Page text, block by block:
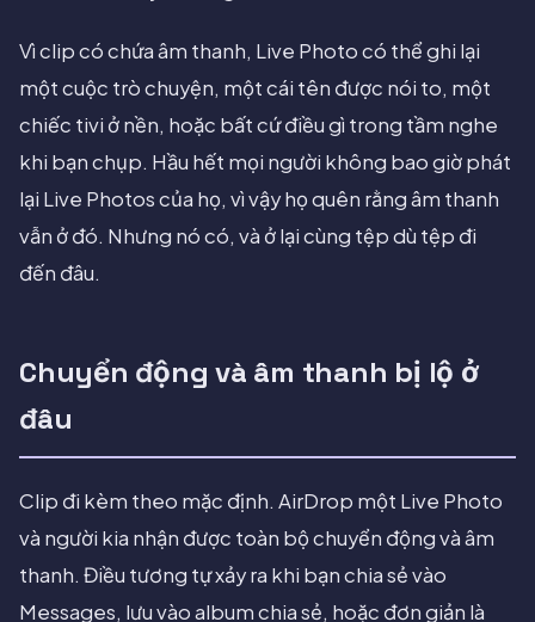
Vì clip có chứa âm thanh, Live Photo có thể ghi lại
một cuộc trò chuyện, một cái tên được nói to, một
chiếc tivi ở nền, hoặc bất cứ điều gì trong tầm nghe
khi bạn chụp. Hầu hết mọi người không bao giờ phát
lại Live Photos của họ, vì vậy họ quên rằng âm thanh
vẫn ở đó. Nhưng nó có, và ở lại cùng tệp dù tệp đi
đến đâu.
Chuyển động và âm thanh bị lộ ở
đâu
Clip đi kèm theo mặc định. AirDrop một Live Photo
và người kia nhận được toàn bộ chuyển động và âm
thanh. Điều tương tự xảy ra khi bạn chia sẻ vào
Messages, lưu vào album chia sẻ, hoặc đơn giản là